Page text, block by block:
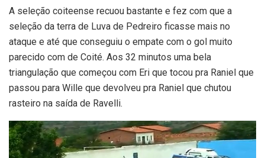
A seleção coiteense recuou bastante e fez com que a
seleção da terra de Luva de Pedreiro ficasse mais no
ataque e até que conseguiu o empate com o gol muito
parecido com de Coité. Aos 32 minutos uma bela
triangulação que começou com Eri que tocou pra Raniel que
passou para Wille que devolveu pra Raniel que chutou
rasteiro na saída de Ravelli.